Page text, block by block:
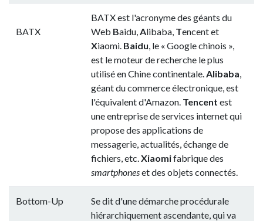
BATX
BATX est l'acronyme des géants du
Web Baidu, Alibaba, Tencent et
Xiaomi. Baidu , le « Google chinois »,
est le moteur de recherche le plus
utilisé en Chine continentale. Alibaba
géant du commerce électronique, est
l'équivalent d'Amazon. Tencent est
une entreprise de services internet qui
propose des applications de
messagerie, actualités, échange de
fichiers, etc. Xiaomifabrique des
smartphoneset des objets connectés.
Bottom-Up
Se dit d'une démarche procédurale
hiérarchiquement ascendante, qui va